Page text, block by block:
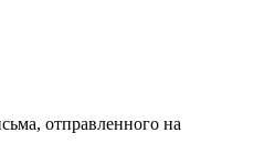
отправленного на